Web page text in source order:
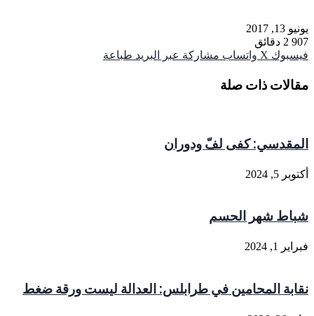
يونيو 13, 2017
907 2 دقائق
فيسبوك ‫X واتساب مشاركة عبر البريد طباعة
مقالات ذات صلة
المقدسي: كفى لفّ ودوران
أكتوبر 5, 2024
شباط شهر الحسم
فبراير 1, 2024
نقابة المحامين في طرابلس: العدالة ليست ورقة ضغط